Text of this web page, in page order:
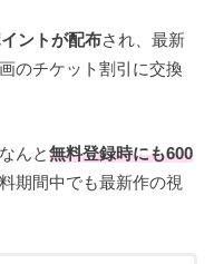
ントが配布され、最新
のチケット割引に交換
んと無料登録時にも600
期間中でも最新作の視